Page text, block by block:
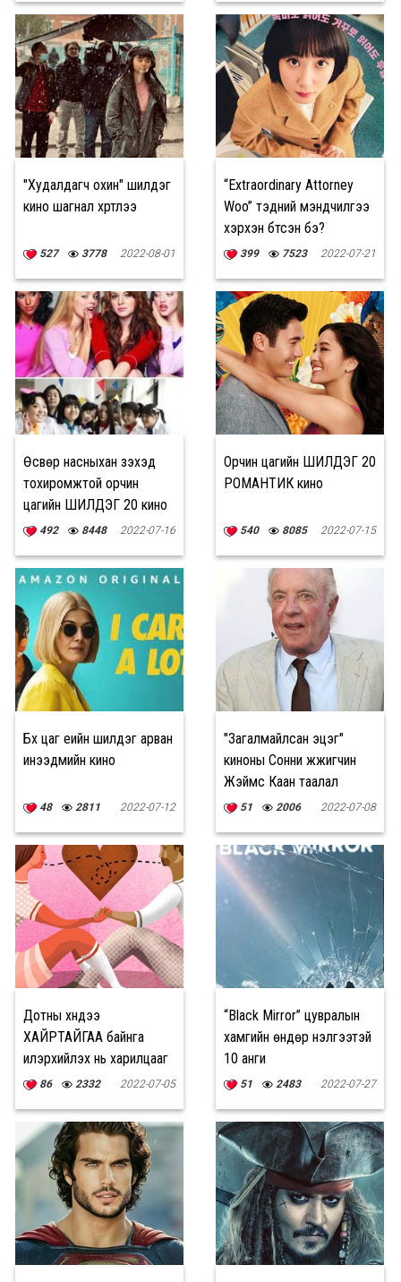
"Худалдагч охин" шилдэг
кино шагнал хүртлээ
527 3778 2022-08-01
“Extraordinary Attorney
Woo” тэдний мэндчилгээ
хэрхэн бүтсэн бэ?
399 7523 2022-07-21
Өсвөр насныхан үзэхэд
тохиромжтой орчин
цагийн ШИЛДЭГ 20 кино
492 8448 2022-07-16
Орчин цагийн ШИЛДЭГ 20
РОМАНТИК кино
540 8085 2022-07-15
Бүх цаг үеийн шилдэг арван
инээдмийн кино
48 2811 2022-07-12
"Загалмайлсан эцэг"
киноны Сонни жүжигчин
Жэймс Каан таалал
төгсжээ
51 2006 2022-07-08
Дотны хүндээ
ХАЙРТАЙГАА байнга
илэрхийлэх нь харилцааг
БЭХЖҮҮЛДЭГ
86 2332 2022-07-05
“Black Mirror” цувралын
хамгийн өндөр үнэлгээтэй
10 анги
51 2483 2022-07-27